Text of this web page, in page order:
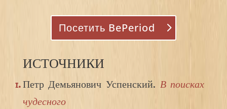
Посетить BePeriod
ИСТОЧНИКИ
Петр Демьянович Успенский. В поисках
чудесного